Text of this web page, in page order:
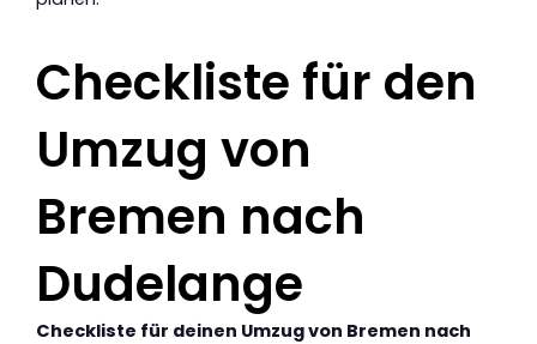
Checkliste für den
Umzug von
Bremen nach
Dudelange
Checkliste für deinen Umzug von Bremen nach